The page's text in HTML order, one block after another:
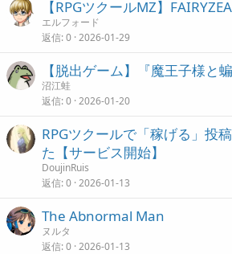
【RPGツクールMZ】
エルフォード
返信 0 2026-01-29
【脱出ゲーム】『魔王子様と
沼江蛙
返信 0 2026-01-20
RPGツクールで「稼げる」投
た【サービス開始】
DoujinRuis
返信 0 2026-01-13
The Abnormal Man
ヌルタ
返信 0 2026-01-13